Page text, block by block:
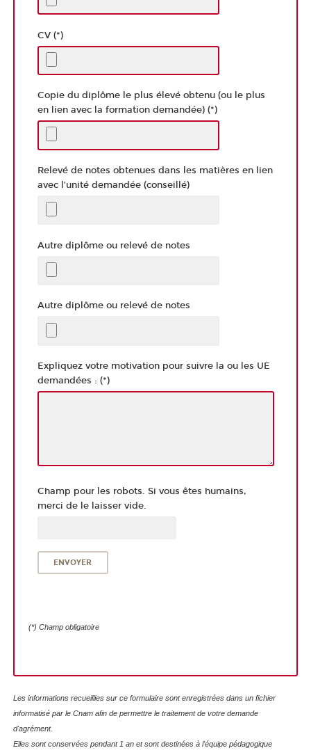
CV (*)
Copie du diplôme le plus élevé obtenu (ou le plus
en lien avec la formation demandée) (*)
Relevé de notes obtenues dans les matières en lien
avec l’unité demandée (conseillé)
Autre diplôme ou relevé de notes
Autre diplôme ou relevé de notes
Expliquez votre motivation pour suivre la ou les UE
demandées : (*)
Champ pour les robots. Si vous êtes humains,
merci de le laisser vide.
(*) Champ obligatoire
Les informations recueillies sur ce formulaire sont enregistrées dans un fichier
informatisé par le Cnam afin de permettre le traitement de votre demande
d'agrément.
Elles sont conservées pendant 1 an et sont destinées à l'équipe pédagogique